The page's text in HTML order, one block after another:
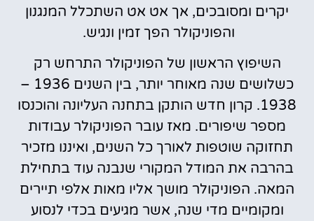
יקרים ומסובכים, אך אט אט השתכלל המנגנון
והפוניקולר הפך זמין ונגיש.
השיפוץ הראשון של הפוניקולר התרחש רק
כשלושים שנה מאוחר יותר, בין השנים 1936 –
1938. קרון חדש הותקן בתחנה העליונה והוכנסו
מספר שיפורים. מאז עובר הפוניקולר עבודות
תחזוקה שוטפות לאורך כל השנים, ואיננו מזכיר
בהרבה את המודל המקורי שנבנה עוד בתחילת
המאה. הפוניקולר מושך אליו מאות אלפי תיירים
ומקומיים מדי שנה, אשר מגיעים בכדי לנסוע